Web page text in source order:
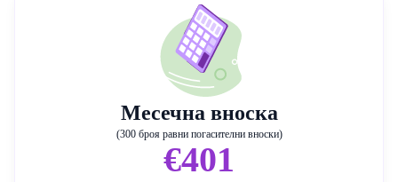
Месечна вноска
(300 броя равни погасителни вноски)
€401